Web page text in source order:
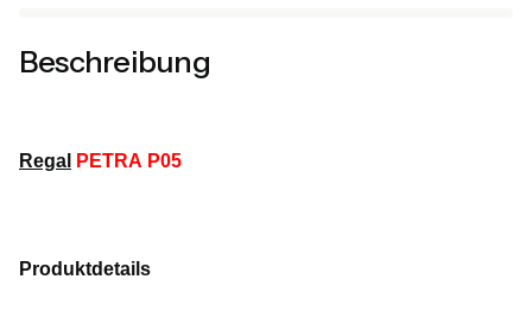
Beschreibung
Regal PETRA P05
Produktdetails